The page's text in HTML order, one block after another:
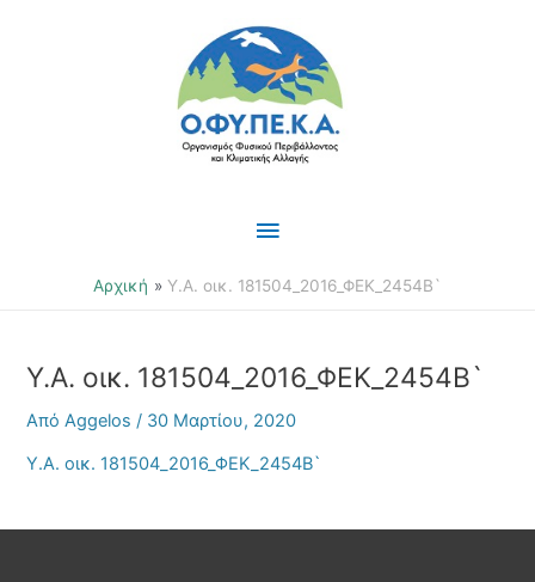
Κύριο
Μενού
Αρχική Υ.Α. οικ. 181504_2016_ΦΕΚ_2454Β`
Υ.Α. οικ. 181504_2016_ΦΕΚ_2454Β`
ΑπόAggelos/ 30 Μαρτίου, 2020
Υ.Α. οικ. 181504_2016_ΦΕΚ_2454Β`